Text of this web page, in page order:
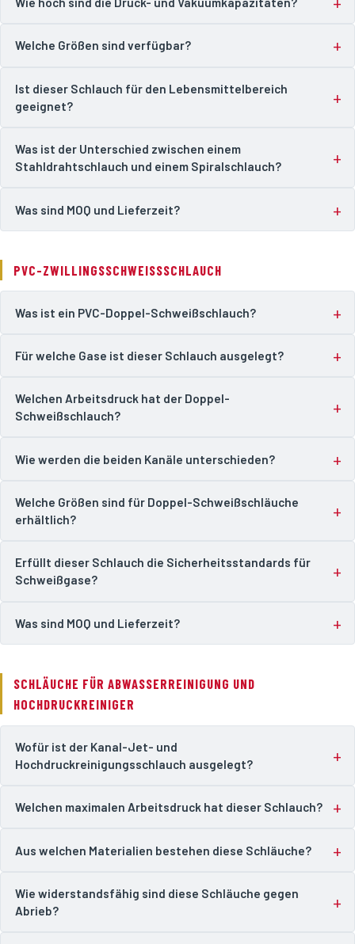
Welche Größen sind verfügbar?
Ist dieser Schlauch für den Lebensmittelbereich
geeignet?
Was ist der Unterschied zwischen einem
Stahldrahtschlauch und einem Spiralschlauch?
Was sind MOQ und Lieferzeit?
PVC-ZWILLINGSSCHWEISSSCHLAUCH
Was ist ein PVC-Doppel-Schweißschlauch?
Für welche Gase ist dieser Schlauch ausgelegt?
Welchen Arbeitsdruck hat der Doppel-
Schweißschlauch?
Wie werden die beiden Kanäle unterschieden?
Welche Größen sind für Doppel-Schweißschläuche
erhältlich?
Erfüllt dieser Schlauch die Sicherheitsstandards für
Schweißgase?
Was sind MOQ und Lieferzeit?
SCHLÄUCHE FÜR ABWASSERREINIGUNG UND
HOCHDRUCKREINIGER
Wofür ist der Kanal-Jet- und
Hochdruckreinigungsschlauch ausgelegt?
Welchen maximalen Arbeitsdruck hat dieser Schlauch?
Aus welchen Materialien bestehen diese Schläuche?
Wie widerstandsfähig sind diese Schläuche gegen
Abrieb?